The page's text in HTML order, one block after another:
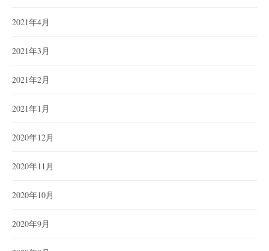
2021年4月
2021年3月
2021年2月
2021年1月
2020年12月
2020年11月
2020年10月
2020年9月